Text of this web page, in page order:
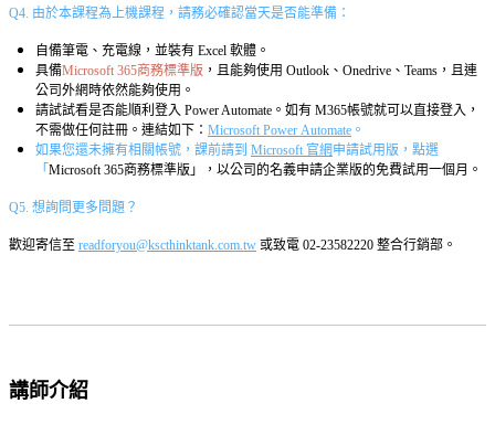
Q4. 由於本課程為上機課程，請務必確認當天是否能準備：
自備筆電、充電線，並裝有 Excel 軟體。
具備Microsoft 365商務標準版 ，且能夠使用 Outlook、Onedrive、Teams，且連
公司外網時依然能夠使用。
請試試看是否能順利登入 Power Automate。如有 M365帳號就可以直接登入，
不需做任何註冊。連結如下： Microsoft Power Automate 。
如果您還未擁有相關帳號，課前請到 Microsoft 官網申請試用版，點選
「 Microsoft 365商務標準版」，以公司的名義申請企業版的免費試用一個月。
Q5. 想詢問更多問題？
歡迎寄信至 readforyou@kscthinktank.com.tw 或致電 02-23582220 整合行銷部。
講師介紹